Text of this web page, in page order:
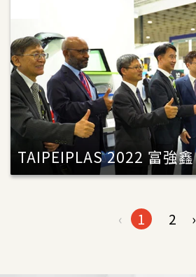
TAIPEIPLAS 2022 富強鑫
‹ 1 2 ›